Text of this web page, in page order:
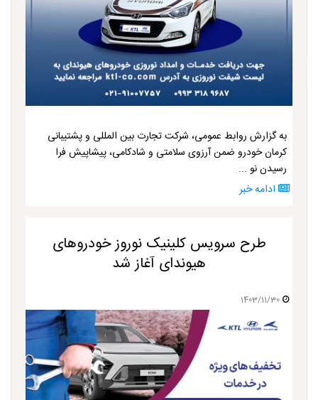
به گزارش روابط عمومی، شرکت تجارت بین المللی و پشتیبانی
کرمان خودرو ضمن آرزوی سلامتی و شادکامی، پیشاپیش فرا
رسیدن نو ...
ادامه خبر
طرح سرویس کلینیک نوروز خودروهای
هیوندای آغاز شد
1403/11/30